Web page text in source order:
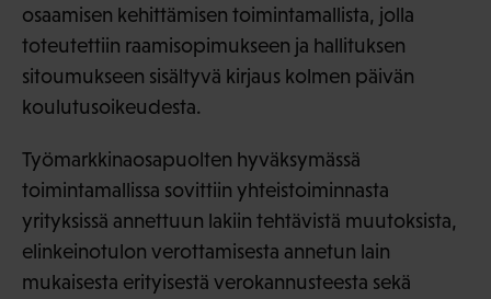
osaamisen kehittämisen toimintamallista, jolla
toteutettiin raamisopimukseen ja hallituksen
sitoumukseen sisältyvä kirjaus kolmen päivän
koulutusoikeudesta.
Työmarkkinaosapuolten hyväksymässä
toimintamallissa sovittiin yhteistoiminnasta
yrityksissä annettuun lakiin tehtävistä muutoksista,
elinkeinotulon verottamisesta annetun lain
mukaisesta erityisestä verokannusteesta sekä